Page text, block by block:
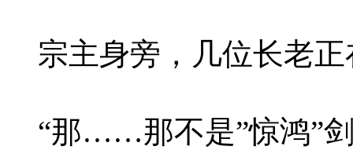
宗主身旁，几位长老正
“那……那不是”惊鸿”剑